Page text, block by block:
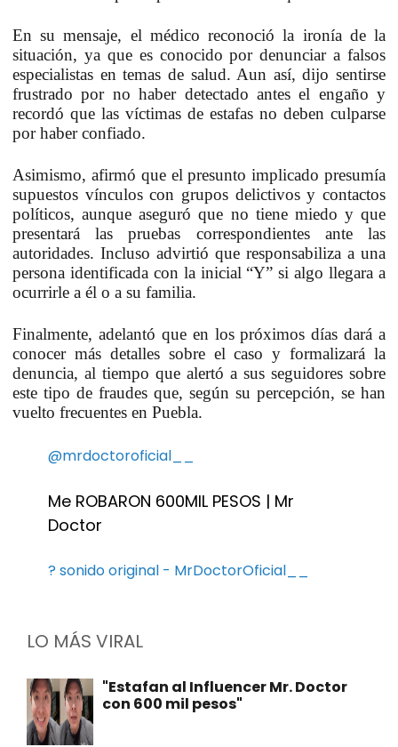
En su mensaje, el médico reconoció la ironía de la
situación, ya que es conocido por denunciar a falsos
especialistas en temas de salud. Aun así, dijo sentirse
frustrado por no haber detectado antes el engaño y
recordó que las víctimas de estafas no deben culparse
por haber confiado.
Asimismo, afirmó que el presunto implicado presumía
supuestos vínculos con grupos delictivos y contactos
políticos, aunque aseguró que no tiene miedo y que
presentará las pruebas correspondientes ante las
autoridades. Incluso advirtió que responsabiliza a una
persona identificada con la inicial “Y” si algo llegara a
ocurrirle a él o a su familia.
Finalmente, adelantó que en los próximos días dará a
conocer más detalles sobre el caso y formalizará la
denuncia, al tiempo que alertó a sus seguidores sobre
este tipo de fraudes que, según su percepción, se han
vuelto frecuentes en Puebla.
@mrdoctoroficial__
Me ROBARON 600MIL PESOS | Mr
Doctor
? sonido original - MrDoctorOficial__
LO MÁS VIRAL
"Estafan al Influencer Mr. Doctor
con 600 mil pesos"